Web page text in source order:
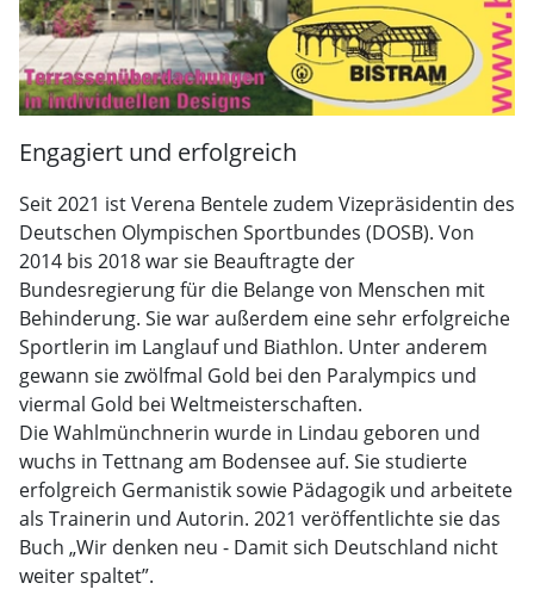
Engagiert und erfolgreich
Seit 2021 ist Verena Bentele zudem Vizepräsidentin des
Deutschen Olympischen Sportbundes (DOSB). Von
2014 bis 2018 war sie Beauftragte der
Bundesregierung für die Belange von Menschen mit
Behinderung. Sie war außerdem eine sehr erfolgreiche
Sportlerin im Langlauf und Biathlon. Unter anderem
gewann sie zwölfmal Gold bei den Paralympics und
viermal Gold bei Weltmeisterschaften.
Die Wahlmünchnerin wurde in Lindau geboren und
wuchs in Tettnang am Bodensee auf. Sie studierte
erfolgreich Germanistik sowie Pädagogik und arbeitete
als Trainerin und Autorin. 2021 veröffentlichte sie das
Buch „Wir denken neu - Damit sich Deutschland nicht
weiter spaltet”.